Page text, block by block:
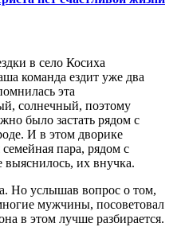
в село Косиха
команда ездит уже два
эта
солнечный, поэтому
было застать рядом с
И в этом дворике
пара, рядом с
их внучка.
Но услышав вопрос о том,
мужчины, посоветовал
в этом лучше разбирается.